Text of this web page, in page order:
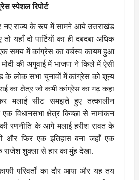
स्पेशल रिपोर्ट
नए राज्य के रूप में सामने आये उत्तराखंड
यहाँ दो पार्टियों का ही दबदबा अधिक
समय में कांग्रेस का वर्चस्व कायम हुआ
की अगुवाई में भाजपा ने किले में ऐसी
के लोक सभा चुनावों में कांग्रेस को शून्य
का क्षेत्र जो कभी कांग्रेस का गढ़ कहा
मलाई सीट समझते हुए तत्कालीन
विधानसभा क्षेत्र किच्छा से नामांकन
रणनीति के आगे मलाई हरीश रावत के
और फिर एक इतिहास बना जहाँ एक
राजेश शुक्ला से हार का मुंह देखा.
परिवर्तों का दौर आया और यह तय